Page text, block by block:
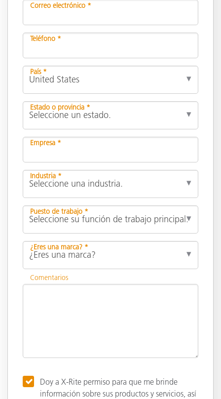
Correo electrónico *
Teléfono *
País *
Estado o provincia *
Empresa *
Industria *
Puesto de trabajo *
¿Eres una marca? *
Comentarios
Doy a X-Rite permiso para que me brinde
información sobre sus productos y servicios, así